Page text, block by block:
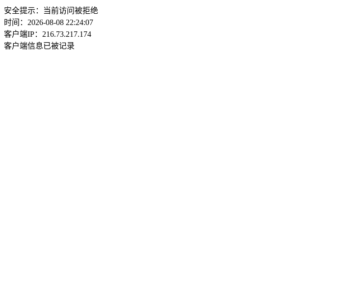
安全提示：当前访问被拒绝
时间：2026-08-08 22:24:07
客户端IP：216.73.217.174
客户端信息已被记录